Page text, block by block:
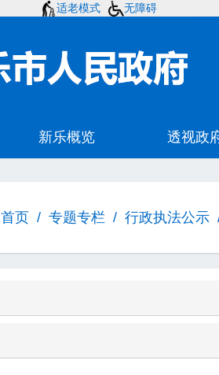
适老模式 无障碍
首页 / 专题专栏 / 行政执法公示